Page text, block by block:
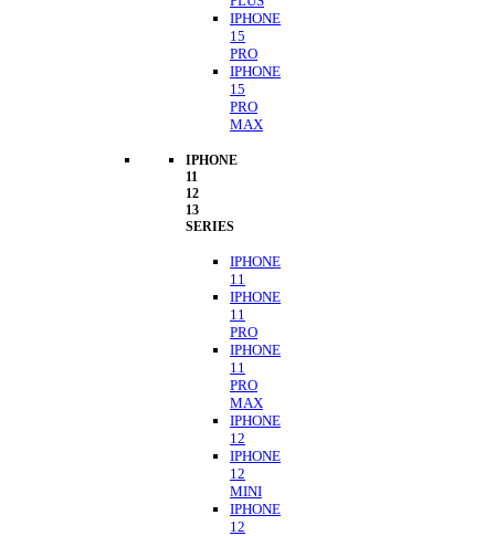
IPHONE
15
PRO
IPHONE
15
PRO
MAX
IPHONE
11
12
13
SERIES
IPHONE
11
IPHONE
11
PRO
IPHONE
11
PRO
MAX
IPHONE
12
IPHONE
12
MINI
IPHONE
12